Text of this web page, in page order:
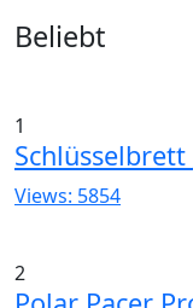
Widgets
Beliebt
1
Schlüsselbrett
Views: 5854
2